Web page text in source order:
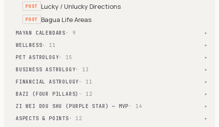
POST Lucky / Unlucky Directions
POST Bagua Life Areas
MAYAN CALENDARS · 9 ▾
WELLNESS· 11 ▾
PET ASTROLOGY· 15 ▾
BUSINESS ASTROLOGY· 13 ▾
FINANCIAL ASTROLOGY · 11 ▾
BAZI (FOUR PILLARS) · 12 ▾
ZI WEI DOU SHU (PURPLE STAR) — MVP · 14 ▾
ASPECTS & POINTS · 12 ▾